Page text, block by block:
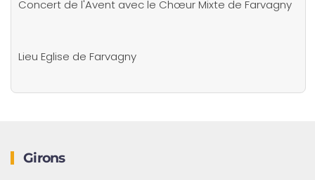
Concert de l'Avent avec le Chœur Mixte de Farvagny
Lieu Eglise de Farvagny
Girons